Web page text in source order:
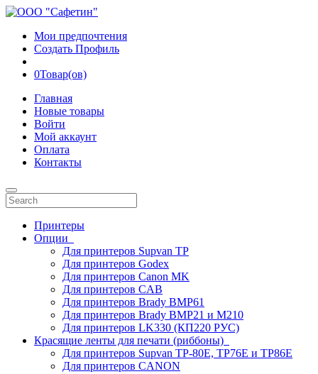
Мои предпочтения
Создать Профиль
0Товар(ов)
Главная
Новые товары
Войти
Мой аккаунт
Оплата
Контакты
Принтеры
Опции
Для принтеров Supvan TP
Для принтеров Godex
Для принтеров Canon MK
Для принтеров CAB
Для принтеров Brady BMP61
Для принтеров Brady BMP21 и M210
Для принтеров LK330 (КП220 РУС)
Красящие ленты для печати (риббоны)
Для принтеров Supvan TP-80E, TP76E и TP86E
Для принтеров CANON